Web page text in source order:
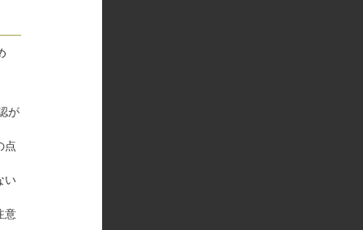
が
点
い
意